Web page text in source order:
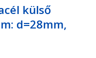
külső
d=28mm,